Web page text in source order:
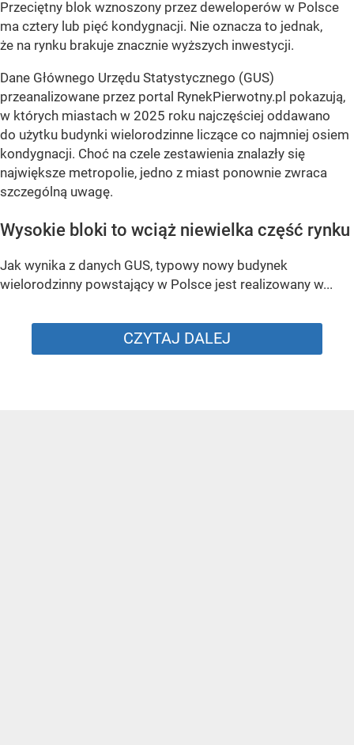
Przeciętny blok wznoszony przez deweloperów w Polsce
ma cztery lub pięć kondygnacji. Nie oznacza to jednak,
że na rynku brakuje znacznie wyższych inwestycji.
Dane Głównego Urzędu Statystycznego (GUS)
przeanalizowane przez portal RynekPierwotny.pl pokazują,
w których miastach w 2025 roku najczęściej oddawano
do użytku budynki wielorodzinne liczące co najmniej osiem
kondygnacji. Choć na czele zestawienia znalazły się
największe metropolie, jedno z miast ponownie zwraca
szczególną uwagę.
Wysokie bloki to wciąż niewielka część rynku
Jak wynika z danych GUS, typowy nowy budynek
wielorodzinny powstający w Polsce jest realizowany w...
CZYTAJ DALEJ